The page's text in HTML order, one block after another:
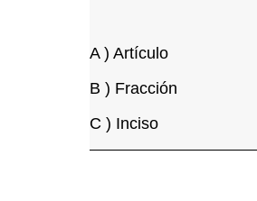
A ) Artículo
B ) Fracción
C ) Inciso